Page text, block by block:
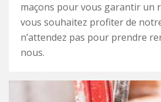
maçons pour vous garantir un
vous souhaitez profiter de
n’attendez pas pour prendre
nous.